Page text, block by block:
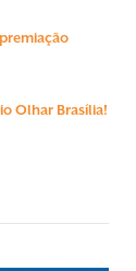
Olhar Brasília!